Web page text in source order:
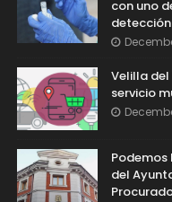
con uno
Velilla del
servicio
del